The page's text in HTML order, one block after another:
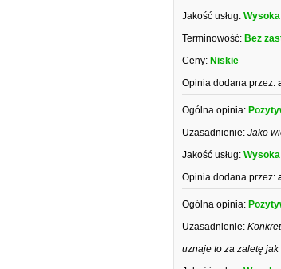
Jakość usług: Wysoka
Terminowość: Bez
Ceny: Niskie
Opinia dodana przez:
Ogólna opinia:
Uzasadnienie: Jako
Jakość usług: Wysoka
Opinia dodana przez:
Ogólna opinia:
Uzasadnienie:
uznaje to za zaletę